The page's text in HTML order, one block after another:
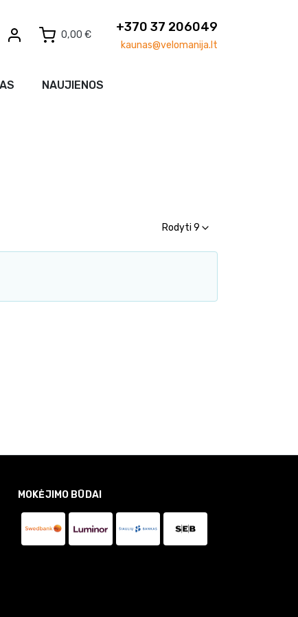
0,00 €
+370 37 206049
kaunas@velomanija.lt
NAUJIENOS
Rodyti 9
MOKĖJIMO BŪDAI